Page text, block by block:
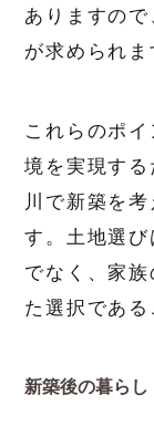
ありますの
が求められま
これらのポ
境を実現す
川で新築を
す。土地選
でなく、家
た選択である
新築後の暮ら